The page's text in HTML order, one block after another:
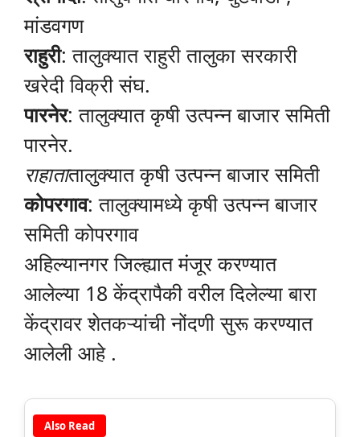
मांडवगण
राहुरी: तालुक्यात राहुरी तालुका सरकारी
खरेदी विक्री संघ.
पारनेर: तालुक्यात कृषी उत्पन्न बाजार समिती
पारनेर.
राहातातालुक्यात कृषी उत्पन्न बाजार समिती
कोपरगाव: तालुक्यामध्ये कृषी उत्पन्न बाजार
समिती कोपरगाव
अहिल्यानगर जिल्ह्यात मंजूर करण्यात
आलेल्या 18 केंद्रापैकी वरील दिलेल्या बारा
केंद्रावर शेतकऱ्यांची नोंदणी सुरू करण्यात
आलेली आहे .
Also Read